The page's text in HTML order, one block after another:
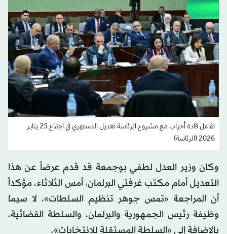
تفاعل قادة أحزاب مع مشروع الرئاسة تعديل الدستوري في اجتماع 25 يناير
2026 (الرئاسة)
وكان وزير العدل لطفي بوجمعة قد قدم عرضاً عن هذا
التعديل أمام مكتب غرفتي البرلمان، أمس الثلاثاء، مؤكداً
أن المراجعة «تمس جوهر تنظيم السلطات»، لا سيما
وظيفة رئيس الجمهورية والبرلمان، والسلطة القضائية،
بالإضافة إلى «السلطة المستقلة للانتخابات».